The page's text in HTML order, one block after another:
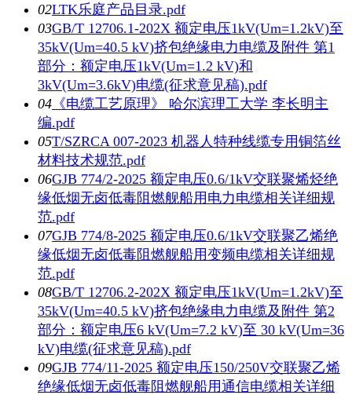
02LTK乐庭产品目录.pdf
03GB/T 12706.1-202X 额定电压1kV(Um=1.2kV)至
35kV(Um=40.5 kV)挤包绝缘电力电缆及附件 第1
部分：额定电压1kV(Um=1.2 kV)和
3kV(Um=3.6kV)电缆(征求意见稿).pdf
04 《电缆工艺原理》 哈尔滨理工大学 李长明主
编.pdf
05T/SZRCA 007-2023 机器人特种线缆专用铜箔丝
材料技术规范.pdf
06GJB 774/2-2025 额定电压0.6/1kV交联聚烯烃绝
缘低烟无卤低毒阻燃舰船用电力电缆相关详细规
范.pdf
07GJB 774/8-2025 额定电压0.6/1kV交联聚乙烯绝
缘低烟无卤低毒阻燃舰船用变频电缆相关详细规
范.pdf
08GB/T 12706.2-202X 额定电压1kV(Um=1.2kV)至
35kV(Um=40.5 kV)挤包绝缘电力电缆及附件 第2
部分：额定电压6 kV(Um=7.2 kV)至 30 kV(Um=36
kV)电缆(征求意见稿).pdf
09GJB 774/11-2025 额定电压150/250V交联聚乙烯
绝缘低烟无卤低毒阻燃舰船用通信电缆相关详细